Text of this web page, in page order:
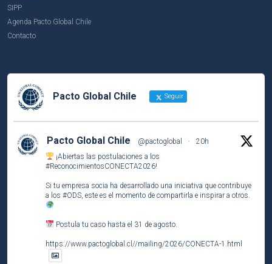
SIPP
Agenda Pacto Global Chile
Contacto
Pacto Global Chile Seguir
Pacto Global Chile @pactoglobal ·
20h
¡Abiertas las postulaciones a los
#ReconocimientosCONECTA2026!
Si tu empresa socia ha desarrollado una iniciativa que contribuye
a los #ODS , este es el momento de compartirla e inspirar a otros.
Postula tu caso hasta el 31 de agosto.
https://www.pactoglobal.cl//mailing/2026/CONECTA-1.html